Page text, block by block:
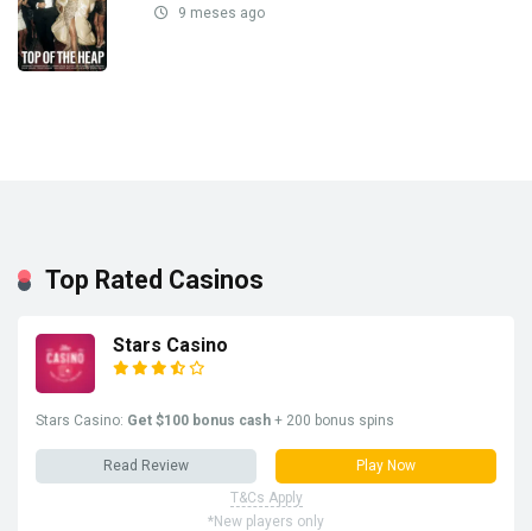
9 meses ago
Top Rated Casinos
Stars Casino
Stars Casino: Get $100 bonus cash + 200 bonus spins
Read Review
Play Now
T&Cs Apply
*New players only